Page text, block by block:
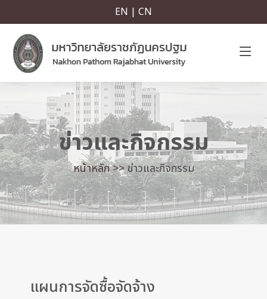
EN | CN
ข่าวและกิจกรรม
หน้าหลัก >>ข่าวและกิจกรรม
แผนการจัดซื้อจัดจ้าง